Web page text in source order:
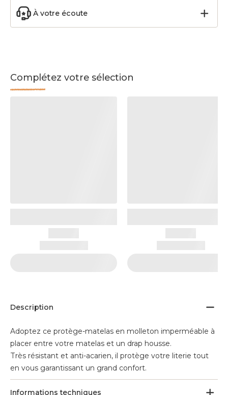
À votre écoute
Complétez votre sélection
Description
Adoptez ce protège-matelas en molleton imperméable à
placer entre votre matelas et un drap housse.
Très résistant et anti-acarien, il protège votre literie tout
en vous garantissant un grand confort.
Informations techniques